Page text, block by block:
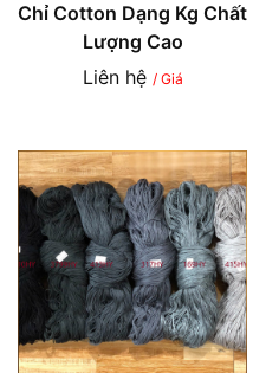
Chỉ Cotton Dạng Kg Chất
Lượng Cao
Liên hệ / Giá